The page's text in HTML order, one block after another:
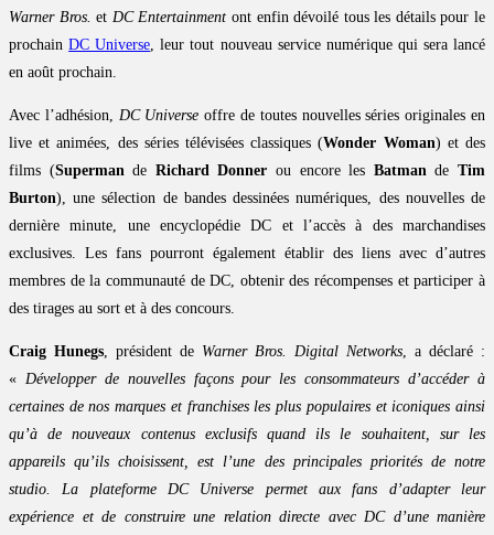
Warner Bros. et DC Entertainment ont enfin dévoilé tous les détails pour le
prochainDC Universe, leur tout nouveau service numérique qui sera lancé
en août prochain.
Avec l’adhésion, DC Universe offre de toutes nouvelles séries originales en
live et animées, des séries télévisées classiques (Wonder Woman) et des
films (Supermande Richard Donner ou encore les BatmandeTim
Burton), une sélection de bandes dessinées numériques, des nouvelles de
dernière minute, une encyclopédie DC et l’accès à des marchandises
exclusives. Les fans pourront également établir des liens avec d’autres
membres de la communauté de DC, obtenir des récompenses et participer à
des tirages au sort et à des concours.
Craig Hunegs, président de Warner Bros. Digital Networks, a déclaré :
« Développer de nouvelles façons pour les consommateurs d’accéder à
certaines de nos marques et franchises les plus populaires et iconiques ainsi
qu’à de nouveaux contenus exclusifs quand ils le souhaitent, sur les
appareils qu’ils choisissent, est l’une des principales priorités de notre
studio. La plateforme DC Universe permet aux fans d’adapter leur
expérience et de construire une relation directe avec DC d’une manière